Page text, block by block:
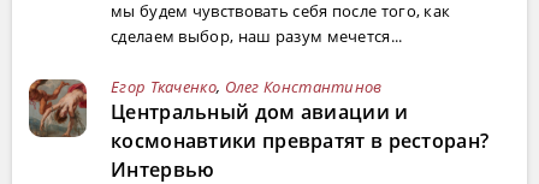
мы будем чувствовать себя после того, как
сделаем выбор, наш разум мечется...
Егор Ткаченко, Олег Константинов
Центральный дом авиации и
космонавтики превратят в ресторан?
Интервью